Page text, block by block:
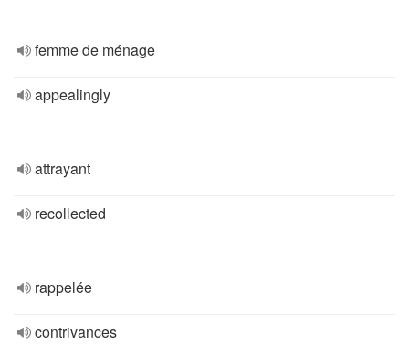
femme de ménage
appealingly
attrayant
recollected
rappelée
contrivances